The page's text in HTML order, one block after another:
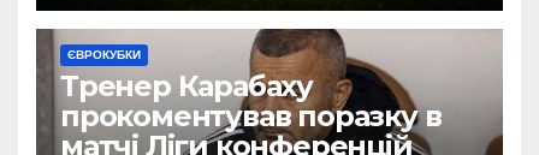
ЄВРОКУБКИ
Тренер Карабаху
прокоментував поразку в
матчі Ліги конференцій